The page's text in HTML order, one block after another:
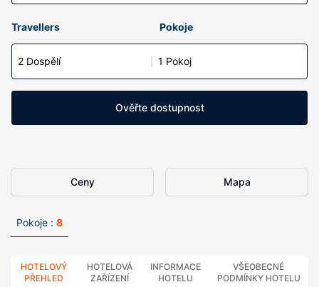
Travellers Pokoje
2 Dospělí 1 Pokoj
Ověřte dostupnost
Ceny Mapa
Pokoje : 8
HOTELOVÝ
PŘEHLED
HOTELOVÁ
ZAŘÍZENÍ
INFORMACE
HOTELU
VŠEOBECNÉ
PODMÍNKY HOTELU